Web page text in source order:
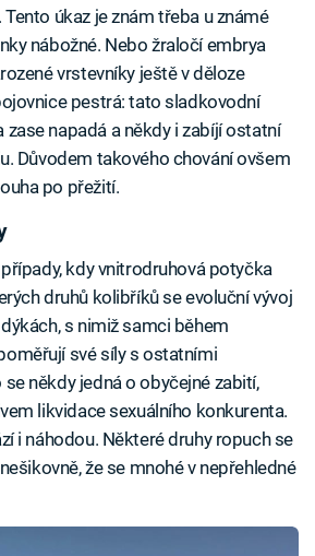
úkaz je znám třeba u známé
nábožné. Nebo žraločí embrya
vrstevníky ještě v děloze
pestrá: tato sladkovodní
napadá a někdy i zabíjí ostatní
Důvodem takového chování ovšem
po přežití.
kdy vnitrodruhová potyčka
druhů kolibříků se evoluční vývoj
s nimiž samci během
své síly s ostatními
někdy jedná o obyčejné zabití,
likvidace sexuálního konkurenta.
i náhodou. Některé druhy ropuch se
že se mnohé v nepřehledné